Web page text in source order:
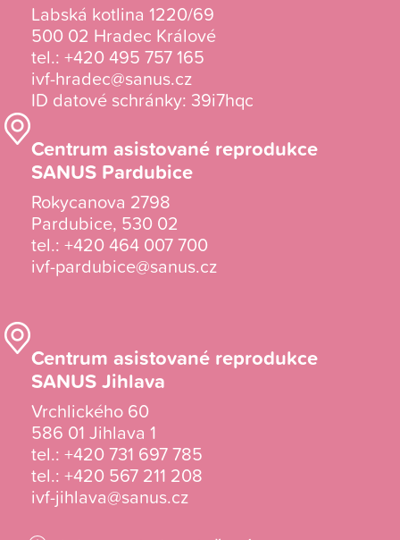
Labská kotlina 1220/69
500 02 Hradec Králové
tel.: +420 495 757 165
ivf-hradec@sanus.cz
ID datové schránky: 39i7hqc
Centrum asistované reprodukce
SANUS Pardubice
Rokycanova 2798
Pardubice, 530 02
tel.: +420 464 007 700
ivf-pardubice@sanus.cz
Centrum asistované reprodukce
SANUS Jihlava
Vrchlického 60
586 01 Jihlava 1
tel.: +420 731 697 785
tel.: +420 567 211 208
ivf-jihlava@sanus.cz